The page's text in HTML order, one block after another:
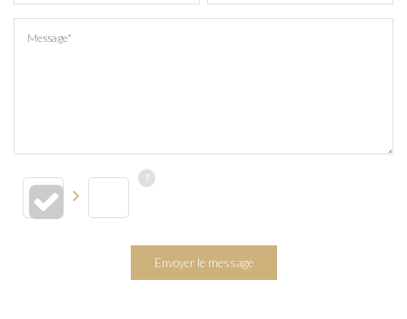
Message*
Envoyer le message